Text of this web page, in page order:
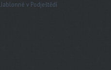
Jablonné v Podještědí